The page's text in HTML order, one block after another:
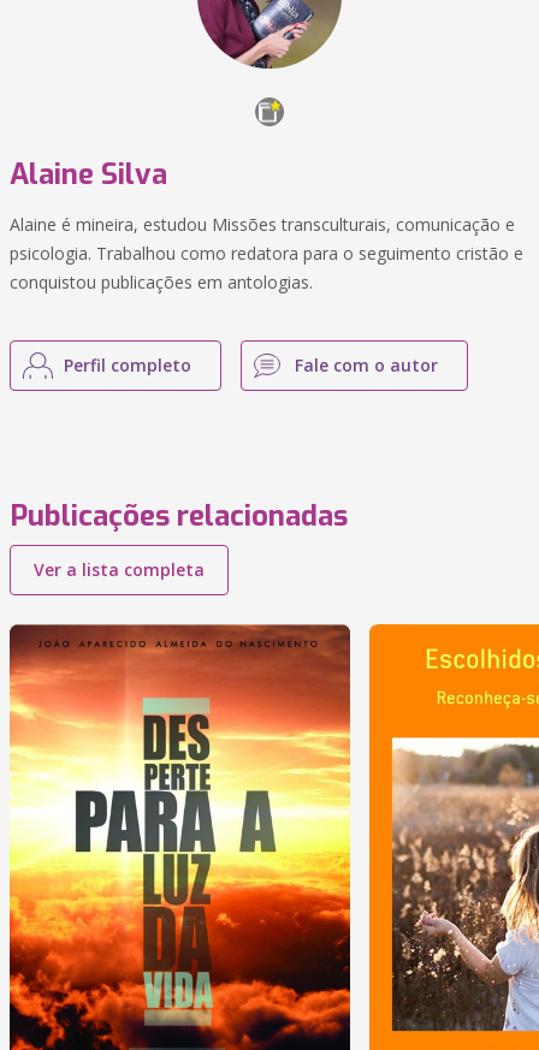
Alaine Silva
Alaine é mineira, estudou Missões transculturais, comunicação e
psicologia. Trabalhou como redatora para o seguimento cristão e
conquistou publicações em antologias.
Perfil completo Fale com o autor
Publicações relacionadas
Ver a lista completa